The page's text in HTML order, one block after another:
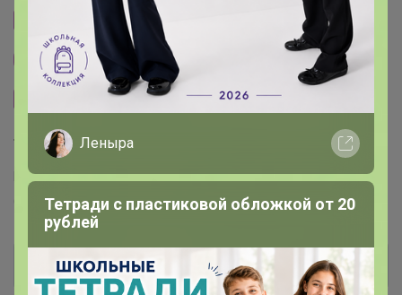
Cтраничка организатора
Другие СП организатора Артемида
Сайт закупки
Торговые марки
Puratos™ Италика™ Чудское озеро™
Sen Soy™
COOKING™
Dolce-Rosa™ Баринофф™
Леныра
Тетради с пластиковой обложкой от 20
рублей